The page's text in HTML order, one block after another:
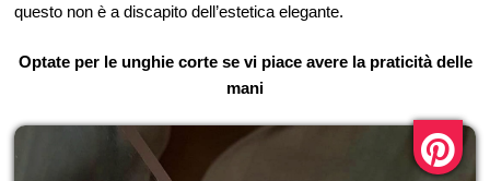
questo non è a discapito dell’estetica elegante.
Optate per le unghie corte se vi piace avere la praticità delle
mani